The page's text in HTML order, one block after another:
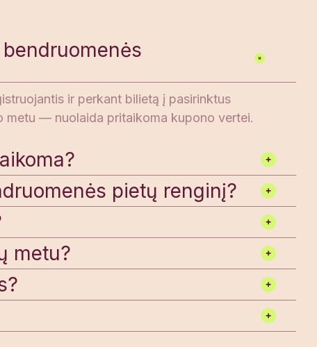
ir perkant bilietą į pasirinktus
metu — nuolaida pritaikoma kupono vertei.
pietų renginį?
metu?